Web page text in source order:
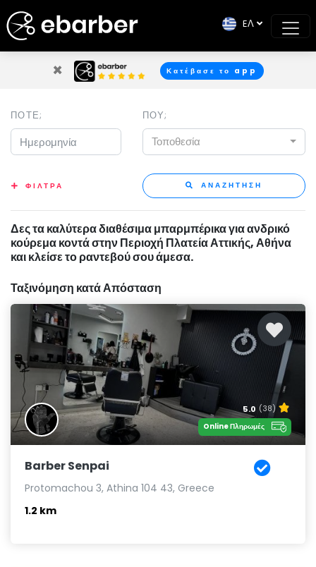
× Κατέβασε το app
EΛ
ΠΟΤΕ; ΠΟΥ;
Τοποθεσία
ΦΙΛΤΡΑ ΑΝΑΖΗΤΗΣΗ
Δες τα καλύτερα διαθέσιμα μπαρμπέρικα για ανδρικό
κούρεμα κοντά στην Περιοχή Πλατεία Αττικής, Αθήνα
και κλείσε το ραντεβού σου άμεσα.
Ταξινόμηση κατά Απόσταση
5.0 (38)
Online Πληρωμές
Barber Senpai
Protomachou 3, Athina 104 43, Greece
1.2 km